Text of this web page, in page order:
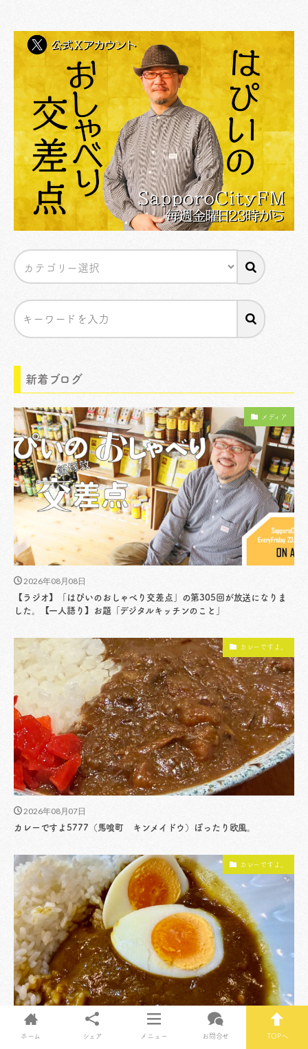
新着ブログ
メディア
2026年08月08日
【ラジオ】「はぴいのおしゃべり交差点」の第305回が放送になりま
した。【一人語り】お題「デジタルキッチンのこと」
カレーですよ。
2026年08月07日
カレーですよ5777（馬喰町 キンメイドウ）ぽったり欧風。
カレーですよ。
ホーム シェア メニュー お問合せ TOPへ